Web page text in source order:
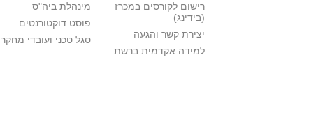
רישום לקורסים במכרז
(בידינג)
יצירת קשר והגעה
למידה אקדמית ברשת
מינהלת ביה"ס
פוסט דוקטורנטים
סגל טכני ועובדי מחקר